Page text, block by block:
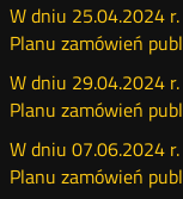
W dniu 25.04.2024
Planu zamówień
W dniu 29.04.2024
Planu zamówień
W dniu 07.06.2024
Planu zamówień